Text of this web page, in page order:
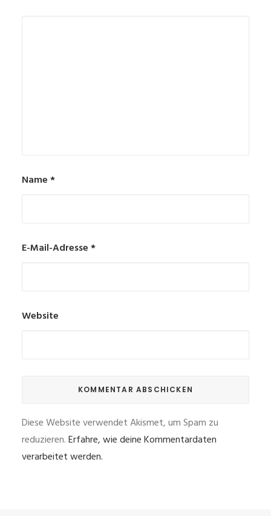
Name*
E-Mail-Adresse*
Website
Diese Website verwendet Akismet, um Spam zu
reduzieren.Erfahre, wie deine Kommentardaten
verarbeitet werden.